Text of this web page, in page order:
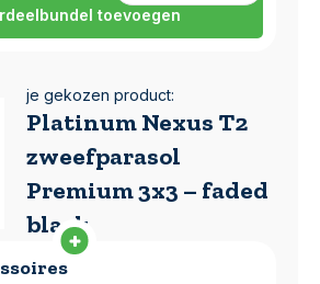
toevoegen
je gekozen product:
Platinum Nexus T2
zweefparasol
Premium 3x3 – faded
black